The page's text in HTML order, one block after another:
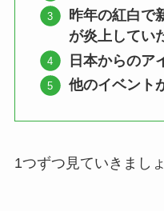
昨年の紅白で
が炎上してい
日本からのア
他のイベント
1つずつ見ていきましょ